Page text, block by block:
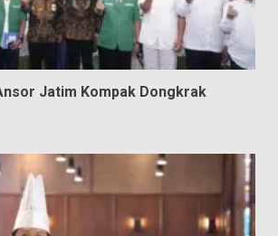
Jatim Kompak Dongkrak